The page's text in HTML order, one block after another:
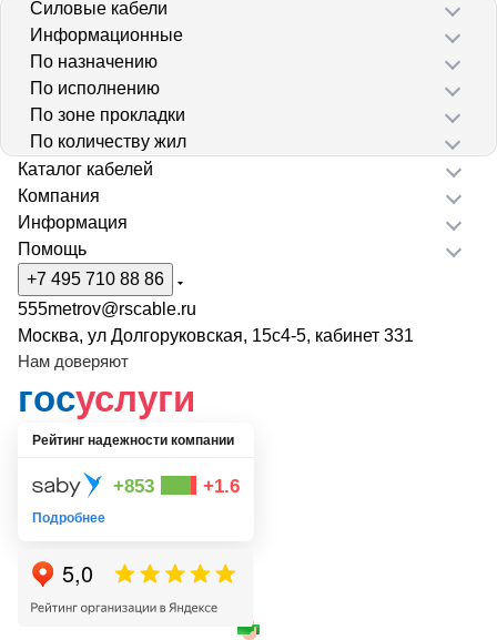
Силовые кабели
Информационные
По назначению
По исполнению
По зоне прокладки
По количеству жил
Каталог кабелей
Компания
Информация
Помощь
+7 495 710 88 86
555metrov@rscable.ru
Москва, ул Долгоруковская, 15с4-5, кабинет 331
Нам доверяют
госуслуги
Рейтинг надежности компании
+853 +1.6
Подробнее